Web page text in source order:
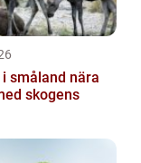
nära
skogens